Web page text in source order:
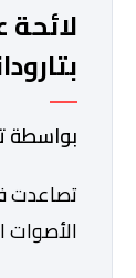
شعبي
بواسطة
تصاعدت
الأصوات